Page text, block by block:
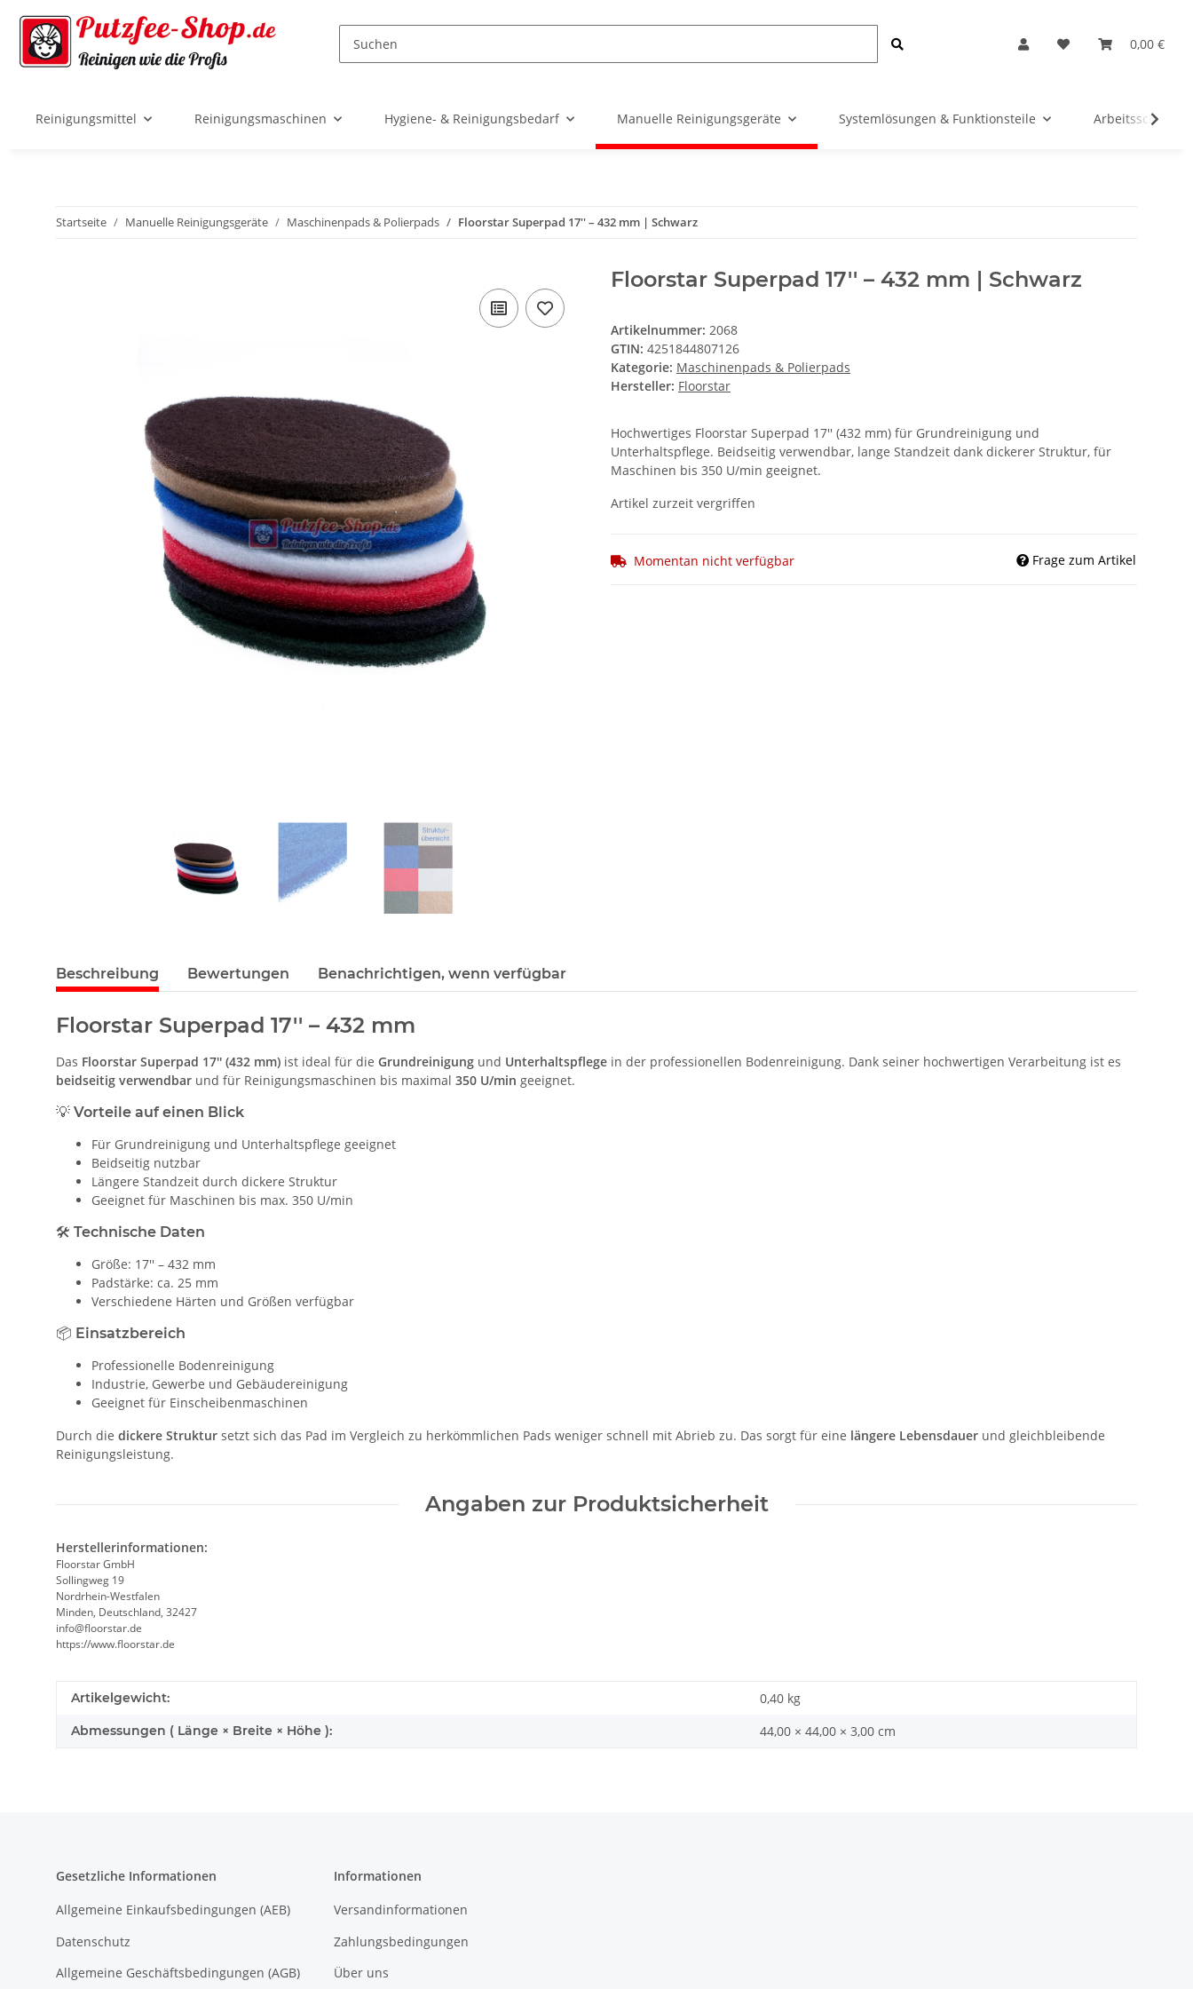
0,00 €
Reinigungsmittel Reinigungsmaschinen Hygiene- & Reinigungsbedarf Manuelle Reinigungsgeräte Systemlösungen & Funktionsteile Arbeitsschutz &
Startseite Manuelle Reinigungsgeräte Maschinenpads & Polierpads Floorstar Superpad 17'' – 432 mm | Schwarz
Floorstar Superpad 17'' – 432 mm | Schwarz
Artikelnummer: 2068
GTIN: 4251844807126
Kategorie: Maschinenpads & Polierpads
Hersteller: Floorstar
Hochwertiges Floorstar Superpad 17'' (432 mm) für Grundreinigung und
Unterhaltspflege. Beidseitig verwendbar, lange Standzeit dank dickerer Struktur, für
Maschinen bis 350 U/min geeignet.
Artikel zurzeit vergriffen
Momentan nicht verfügbar Frage zum Artikel
Beschreibung Bewertungen Benachrichtigen, wenn verfügbar
Floorstar Superpad 17'' – 432 mm
Das Floorstar Superpad 17'' (432 mm) ist ideal für die Grundreinigung und Unterhaltspflege in der professionellen Bodenreinigung. Dank seiner hochwertigen Verarbeitung ist es
beidseitig verwendbar und für Reinigungsmaschinen bis maximal 350 U/min geeignet.
💡 Vorteile auf einen Blick
Für Grundreinigung und Unterhaltspflege geeignet
Beidseitig nutzbar
Längere Standzeit durch dickere Struktur
Geeignet für Maschinen bis max. 350 U/min
🛠 Technische Daten
Größe: 17'' – 432 mm
Padstärke: ca. 25 mm
Verschiedene Härten und Größen verfügbar
📦 Einsatzbereich
Professionelle Bodenreinigung
Industrie, Gewerbe und Gebäudereinigung
Geeignet für Einscheibenmaschinen
Durch die dickere Struktur setzt sich das Pad im Vergleich zu herkömmlichen Pads weniger schnell mit Abrieb zu. Das sorgt für eine längere Lebensdauer und gleichbleibende
Reinigungsleistung.
Angaben zur Produktsicherheit
Herstellerinformationen:
Floorstar GmbH
Sollingweg 19
Nordrhein-Westfalen
Minden, Deutschland, 32427
info@floorstar.de
https://www.floorstar.de
Artikelgewicht: 0,40 kg
Abmessungen ( Länge × Breite × Höhe ): 44,00 × 44,00 × 3,00 cm
Gesetzliche Informationen
Allgemeine Einkaufsbedingungen (AEB)
Datenschutz
Allgemeine Geschäftsbedingungen (AGB)
Informationen
Versandinformationen
Zahlungsbedingungen
Über uns